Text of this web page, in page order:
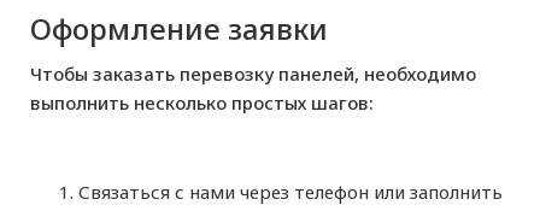
Оформление заявки
Чтобы заказать перевозку панелей, необходимо
выполнить несколько простых шагов:
Связаться с нами через телефон или заполнить